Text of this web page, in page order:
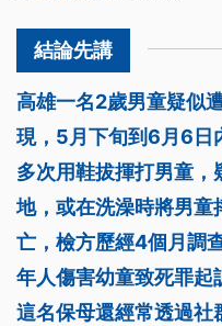
高雄一名2歲男童疑似
現，5月下旬到6月6日
多次用鞋拔揮打男童
地，或在洗澡時將男童
亡，檢方歷經4個月調
年人傷害幼童致死罪起
這名保母還經常透過社